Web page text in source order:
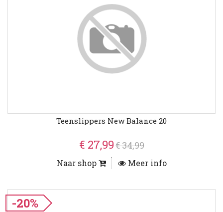
Teenslippers New Balance 20
€ 27,99€ 34,99
Naar shop Meer info
-20%